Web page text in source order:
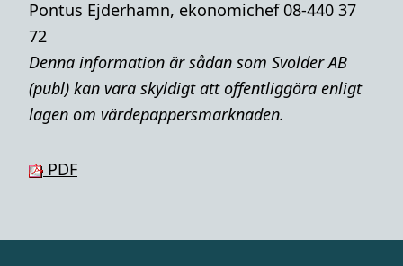
Pontus Ejderhamn, ekonomichef 08-440 37
72
Denna information är sådan som Svolder AB
(publ) kan vara skyldigt att offentliggöra enligt
lagen om värdepappersmarknaden.
PDF